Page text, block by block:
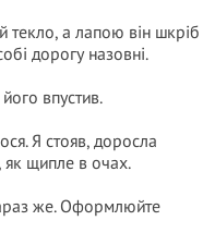
текло, а лапою він шкріб
дорогу назовні.
впустив.
Я стояв, доросла
як щипле в очах.
же. Оформлюйте